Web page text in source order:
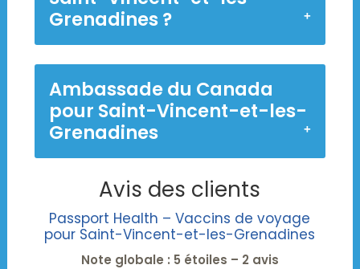
Grenadines ?
Ambassade du Canada
pour Saint-Vincent-et-les-
Grenadines
Avis des clients
Passport Health – Vaccins de voyage
pour Saint-Vincent-et-les-Grenadines
Note globale : 5 étoiles – 2 avis